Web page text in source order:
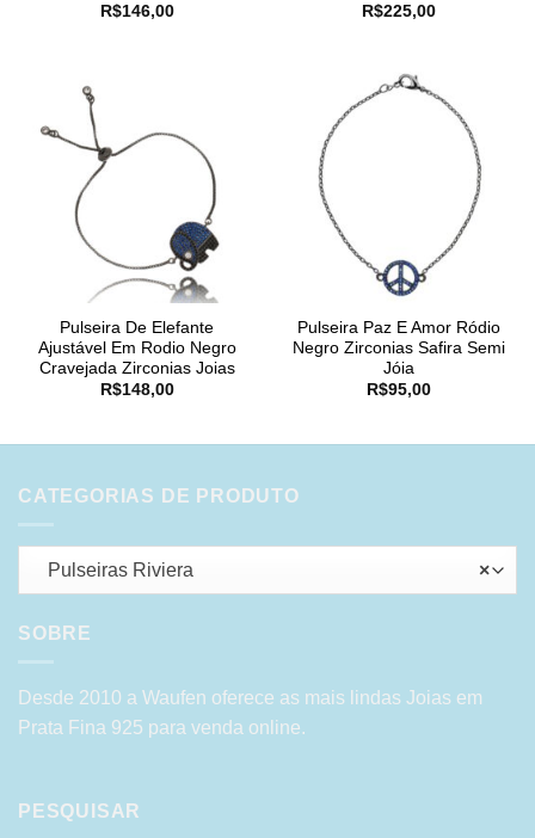
R$146,00 R$225,00
Pulseira De Elefante
Ajustável Em Rodio Negro
Cravejada Zirconias Joias
R$148,00
Pulseira Paz E Amor Ródio
Negro Zirconias Safira Semi
Jóia
R$95,00
CATEGORIAS DE PRODUTO
×
Pulseiras Riviera
SOBRE
Desde 2010 a Waufen oferece as mais lindas Joias em
Prata Fina 925 para venda online.
PESQUISAR